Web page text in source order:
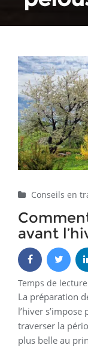
Conseils en
avant
Temps de
La préparation
l’hiver
traverser la
plus belle au